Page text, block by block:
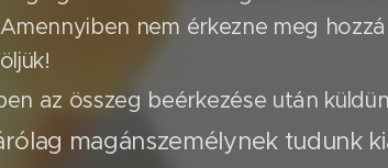
nem érkezne meg
az összeg beérkezése után
magánszemélynek tudunk